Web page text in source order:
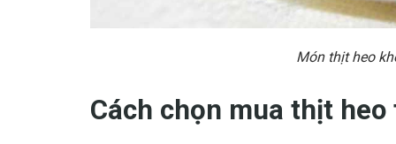
Món thịt heo
Cách chọn mua thịt